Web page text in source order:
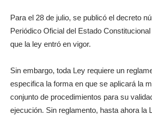
Para el 28 de julio, se publicó el decreto
Periódico Oficial del Estado
que la ley entró en vigor.
Sin embargo, toda Ley requiere un
especifica la forma en que se aplicará la
conjunto de procedimientos para su
ejecución. Sin reglamento, hasta ahora la